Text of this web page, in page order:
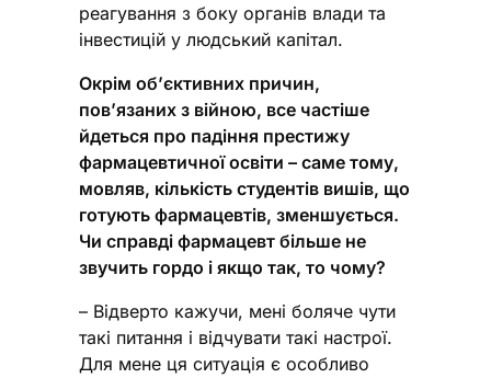
реагування з боку органів влади та
інвестицій у людський капітал.
Окрім об’єктивних причин,
пов’язаних з війною, все частіше
йдеться про падіння престижу
фармацевтичної освіти – саме тому,
мовляв, кількість студентів вишів, що
готують фармацевтів, зменшується.
Чи справді фармацевт більше не
звучить гордо і якщо так, то чому?
– Відверто кажучи, мені боляче чути
такі питання і відчувати такі настрої.
Для мене ця ситуація є особливо